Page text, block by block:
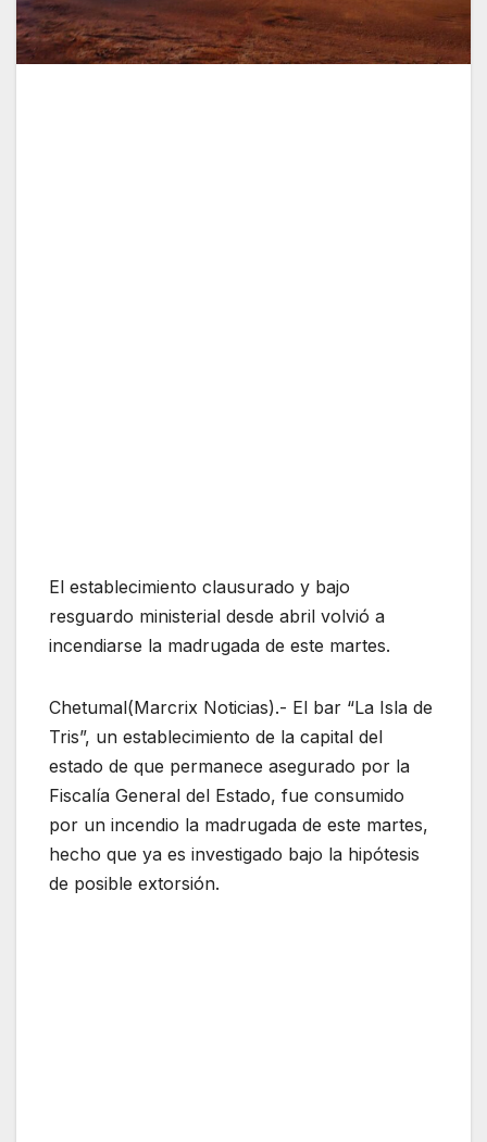
El establecimiento clausurado y bajo
resguardo ministerial desde abril volvió a
incendiarse la madrugada de este martes.
Chetumal(Marcrix Noticias).- El bar “La Isla de
Tris”, un establecimiento de la capital del
estado de que permanece asegurado por la
Fiscalía General del Estado, fue consumido
por un incendio la madrugada de este martes,
hecho que ya es investigado bajo la hipótesis
de posible extorsión.